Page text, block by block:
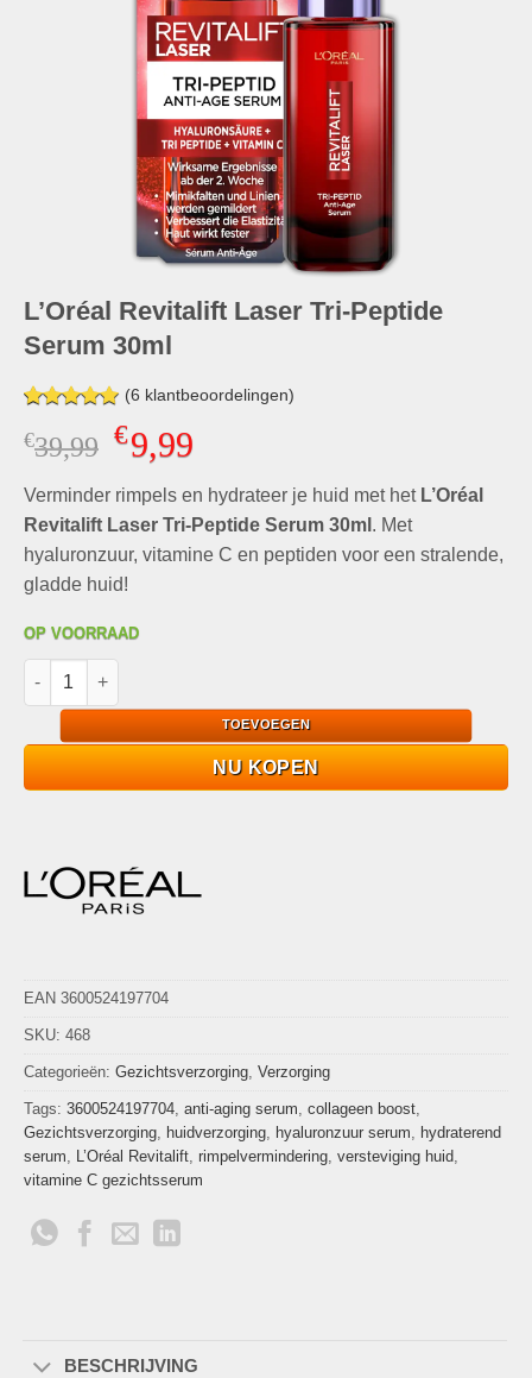
L’Oréal Revitalift Laser Tri-Peptide
Serum 30ml
Gewaardeerd
5.00op 5
gebaseerd
waarderingen
(6 klantbeoordelingen)
€39,99 Oorspronkelijke
prijs
was:
€39,99.
€9,99Huidige
is:
€9,99.
Verminder rimpels en hydrateer je huid met het L’Oréal
Revitalift Laser Tri-Peptide Serum 30ml . Met
hyaluronzuur, vitamine C en peptiden voor een stralende,
gladde huid!
OP VOORRAAD
L'Oréal Revitalift Laser Tri-Peptide Serum 30ml aantal
TOEVOEGEN
NU KOPEN
EAN 3600524197704
SKU: 468
Categorieën: Gezichtsverzorging, Verzorging
Tags: 3600524197704, anti-aging serum, collageen boost,
Gezichtsverzorging, huidverzorging, hyaluronzuur serum, hydraterend
serum, L’Oréal Revitalift, rimpelvermindering, versteviging huid,
vitamine C gezichtsserum
BESCHRIJVING